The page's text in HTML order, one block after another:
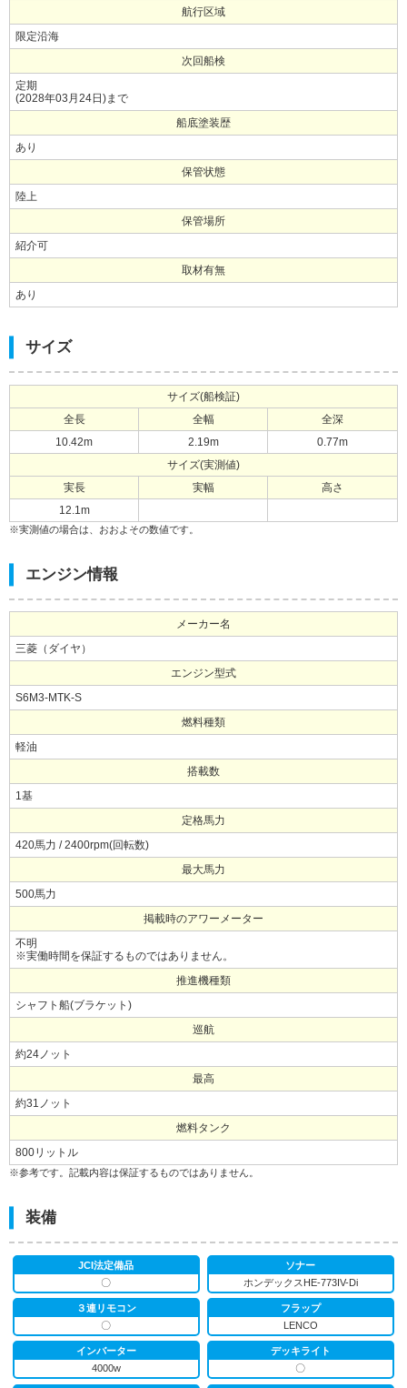
航行区域
限定沿海
次回船検
定期
(2028年03月24日)まで
船底塗装歴
あり
保管状態
陸上
保管場所
紹介可
取材有無
あり
サイズ
サイズ(船検証)
全長
全幅
全深
10.42m
2.19m
0.77m
サイズ(実測値)
実長
実幅
高さ
12.1m
※実測値の場合は、おおよその数値です。
エンジン情報
メーカー名
三菱（ダイヤ）
エンジン型式
S6M3-MTK-S
燃料種類
軽油
搭載数
1基
定格馬力
420馬力 / 2400rpm(回転数)
最大馬力
500馬力
掲載時のアワーメーター
不明
※実働時間を保証するものではありません。
推進機種類
シャフト船(ブラケット)
巡航
約24ノット
最高
約31ノット
燃料タンク
800リットル
※参考です。記載内容は保証するものではありません。
装備
JCI法定備品
〇
ソナー
ホンデックスHE-773IV-Di
３連リモコン
〇
フラップ
LENCO
インバーター
4000w
デッキライト
〇